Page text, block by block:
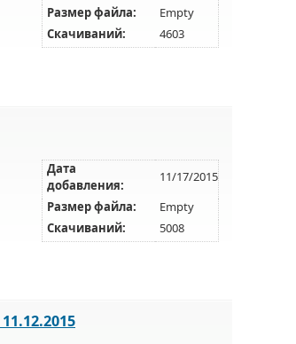
Размер файла:
Empty
Скачиваний:
4603
Дата
добавления:
11/17/2015
Размер файла:
Empty
Скачиваний:
5008